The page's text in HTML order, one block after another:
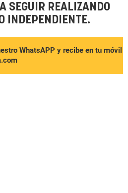
SEGUIR REALIZANDO
INDEPENDIENTE.
WhatsAPP y recibe en tu móvil